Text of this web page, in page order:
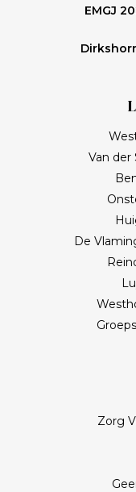
EMGJ
Van der
De
Zorg